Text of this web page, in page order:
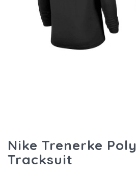
Nike Trenerke
Tracksuit